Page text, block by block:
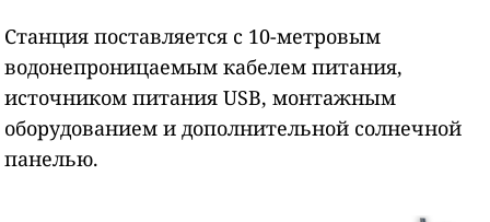
Станция поставляется с 10-метровым
водонепроницаемым кабелем питания,
источником питания USB, монтажным
оборудованием и дополнительной солнечной
панелью.